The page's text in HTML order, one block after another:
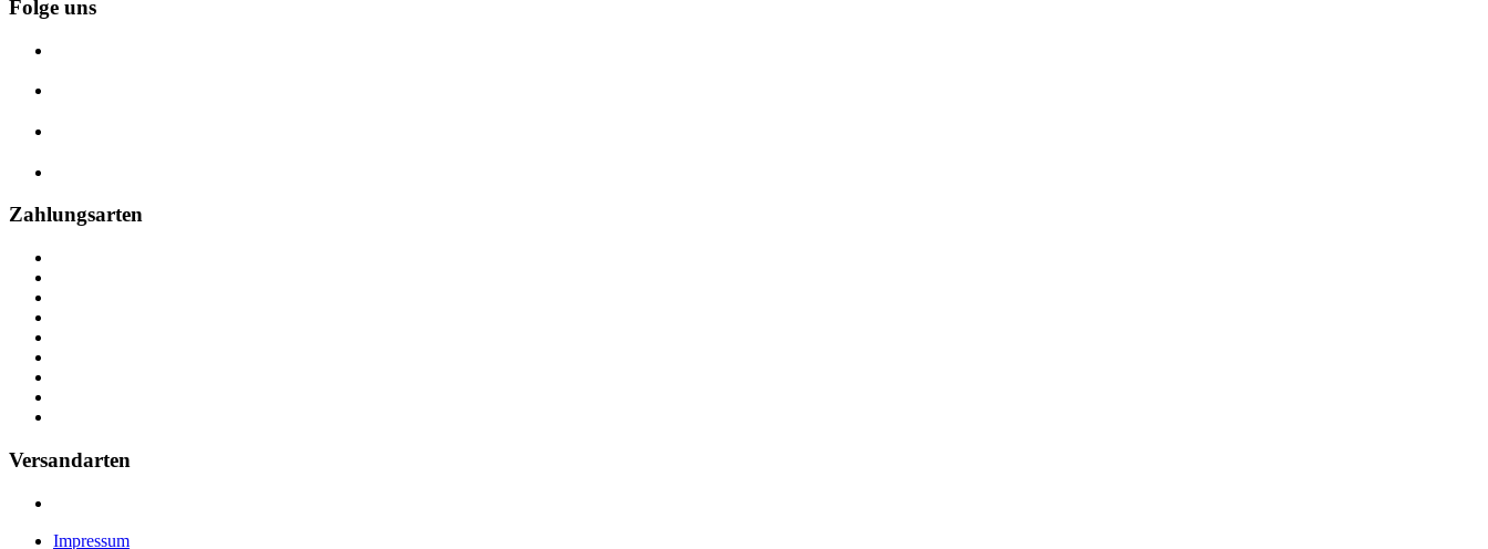
Widerrufsrecht
Folge uns
Zahlungsarten
Versandarten
Impressum